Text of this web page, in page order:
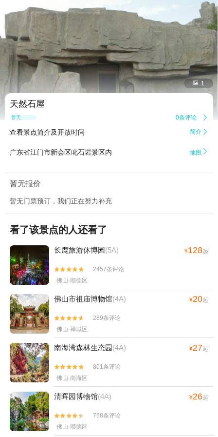
 1
天然石屋
暂无点评 0条评论 
查看景点简介及开放时间 简介 
广东省江门市新会区叱石岩景区内 地图 
暂无报价
暂无门票预订，我们正在努力补充
看了该景点的人还看了
长鹿旅游休博园(5A) ¥128起


2457条评论
佛山·顺德区
佛山市祖庙博物馆(4A) ¥20起


269条评论
佛山·禅城区
南海湾森林生态园(4A) ¥27起


801条评论
佛山·南海区
清晖园博物馆(4A) ¥26起


758条评论
佛山·顺德区
